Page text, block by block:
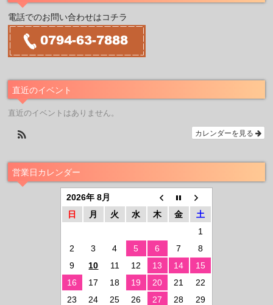
電話でのお問い合わせはコチラ
直近のイベント
直近のイベントはありません。
カレンダーを見る
営業日カレンダー
2026年 8月
日
月 火 水 木 金
土
1
2
3 4 5 6 7
8
9
10 11 12 13 14
15
16
17 18 19 20 21
22
23
24 25 26 27 28
29